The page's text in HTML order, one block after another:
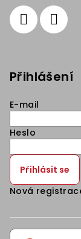
Přihlášení
E-mail
Heslo
Přihlásit se
Nová